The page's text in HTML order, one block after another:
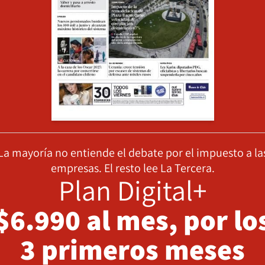
mayoría no entiende el debate por el impuesto a
empresas. El resto lee La Tercera.
Plan Digital+
al mes, por
3 primeros meses